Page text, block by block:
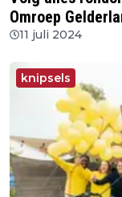
Omroep
11 juli 2024
knipsels